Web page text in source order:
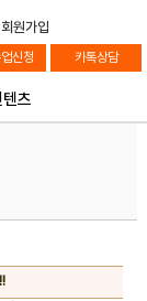
회원가입
신청 카톡상담
츠